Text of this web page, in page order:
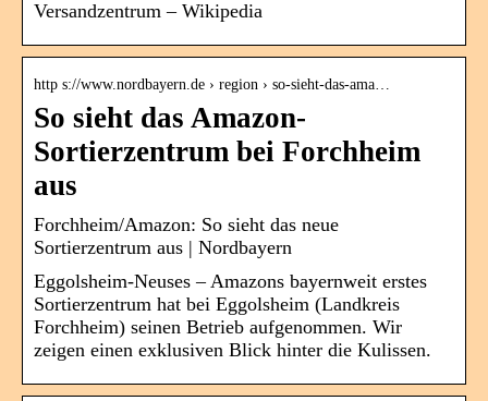
Versandzentrum – Wikipedia
http s://www.nordbayern.de › region › so-sieht-das-ama…
So sieht das Amazon-
Sortierzentrum bei Forchheim
aus
Forchheim/Amazon: So sieht das neue
Sortierzentrum aus | Nordbayern
Eggolsheim-Neuses – Amazons bayernweit erstes
Sortierzentrum hat bei Eggolsheim (Landkreis
Forchheim) seinen Betrieb aufgenommen. Wir
zeigen einen exklusiven Blick hinter die Kulissen.